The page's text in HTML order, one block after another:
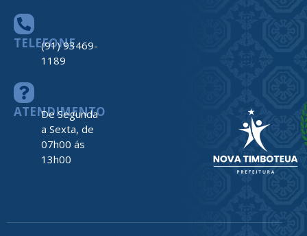
TELEFONE
(91) 93469-
1189
ATENDIMENTO
De Segunda
a Sexta, de
07h00 ás
13h00